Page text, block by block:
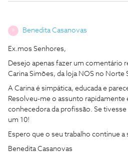
B Benedita Casanovas
Ex.mos Senhores,
Desejo apenas fazer um comentário
Carina Simões, da loja NOS no Norte
A Carina é simpática, educada e
Resolveu-me o assunto
conhecedora da profissão. Se
um 10!
Espero que o seu trabalho continue a
Benedita Casanovas